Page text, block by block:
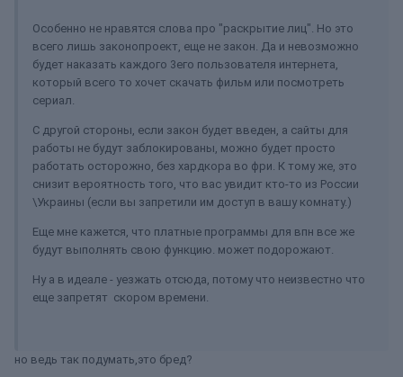
Особенно не нравятся слова про "раскрытие лиц". Но это
всего лишь законопроект, еще не закон. Да и невозможно
будет наказать каждого 3его пользователя интернета,
который всего то хочет скачать фильм или посмотреть
сериал.
С другой стороны, если закон будет введен, а сайты для
работы не будут заблокированы, можно будет просто
работать осторожно, без хардкора во фри. К тому же, это
снизит вероятность того, что вас увидит кто-то из России
\Украины (если вы запретили им доступ в вашу комнату.)
Еще мне кажется, что платные программы для впн все же
будут выполнять свою функцию. может подорожают.
Ну а в идеале - уезжать отсюда, потому что неизвестно что
еще запретят скором времени.
но ведь так подумать,это бред?